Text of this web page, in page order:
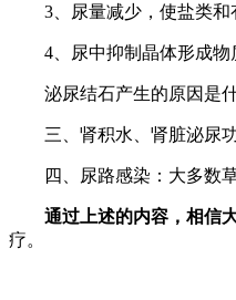
3、尿量减少，使盐类和
4、尿中抑制晶体形成物质
泌尿结石产生的原因是
三、肾积水、肾脏泌尿功
四、尿路感染：大多数草
通过上述的内容，相信
疗。